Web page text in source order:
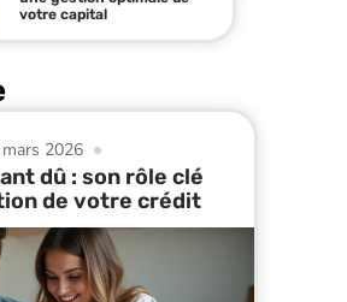
votre capital
2026
dû : son rôle clé
de votre crédit